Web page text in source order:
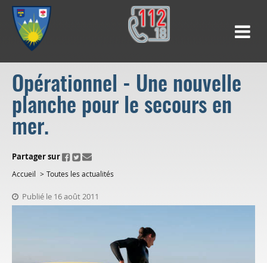
Opérationnel - Une nouvelle
planche pour le secours en
mer.
ui.fo.accessibility.echappement.partage
Partager sur
Accueil Toutes les actualités
Publié le 16 août 2011